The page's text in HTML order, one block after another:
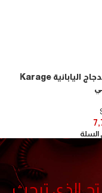
خلطة الدجاج اليابانية Karage
السلة
الذي تبحث